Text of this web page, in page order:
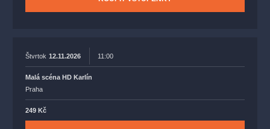
Štvrtok 12.11.2026 11:00
Malá scéna HD Karlín
Praha
249 Kč